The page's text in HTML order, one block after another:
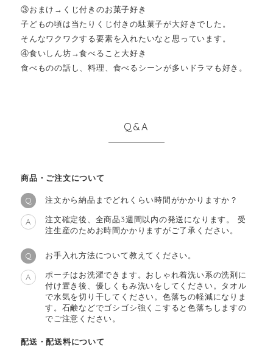
③おまけ→くじ付きのお菓子好き
子どもの頃は当たりくじ付きの駄菓子が大好きでした。
そんなワクワクする要素を入れたいなと思っています。
④食いしん坊→食べること大好き
食べものの話し、料理、食べるシーンが多いドラマも好き。
Q&A
商品・ご注文について
Q 注文から納品までどれくらい時間がかかりますか？
A
注文確定後、全商品3週間以内の発送になります。 受
注生産のためお時間かかりますがご了承ください。
Q お手入れ方法について教えてください。
A
ポーチはお洗濯できます。おしゃれ着洗い系の洗剤に
付け置き後、優しくもみ洗いをしてください。タオル
で水気を切り干してください。色落ちの軽減になりま
す。石鹸などでゴシゴシ強くこすると色落ちしますの
でご注意ください。
配送・配送料について